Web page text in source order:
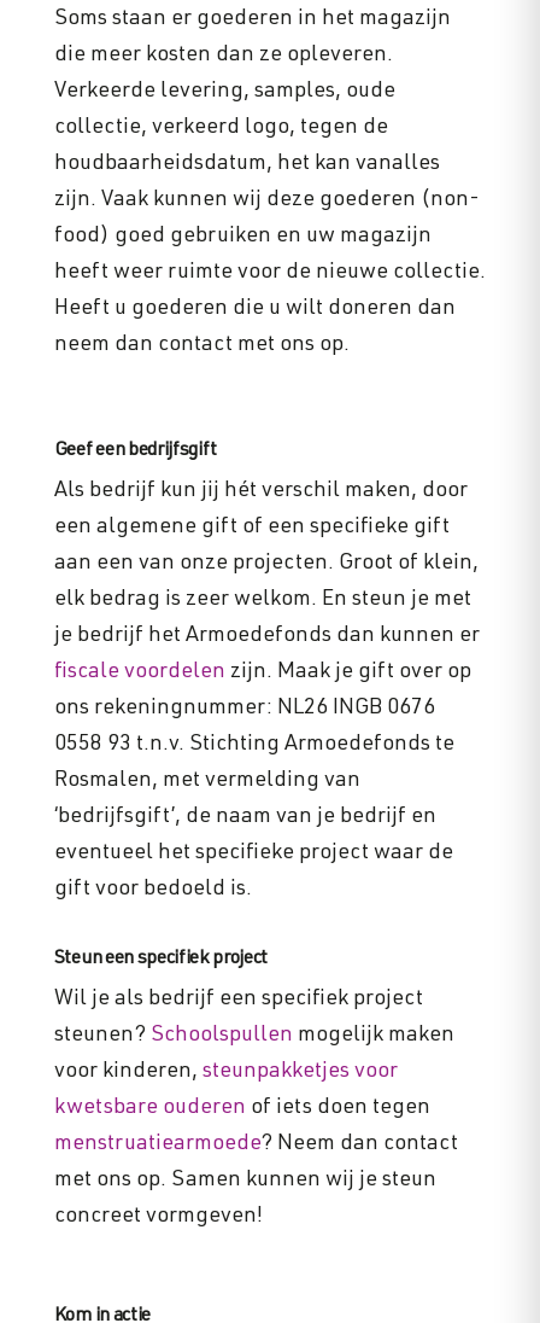
Soms staan er goederen in het magazijn
die meer kosten dan ze opleveren.
Verkeerde levering, samples, oude
collectie, verkeerd logo, tegen de
houdbaarheidsdatum, het kan vanalles
zijn. Vaak kunnen wij deze goederen (non-
food) goed gebruiken en uw magazijn
heeft weer ruimte voor de nieuwe collectie.
Heeft u goederen die u wilt doneren dan
neem dan contact met ons op.
Geef een bedrijfsgift
Als bedrijf kun jij hét verschil maken, door
een algemene gift of een specifieke gift
aan een van onze projecten. Groot of klein,
elk bedrag is zeer welkom. En steun je met
je bedrijf het Armoedefonds dan kunnen er
fiscale voordelen zijn. Maak je gift over op
ons rekeningnummer: NL26 INGB 0676
0558 93 t.n.v. Stichting Armoedefonds te
Rosmalen, met vermelding van
‘bedrijfsgift’, de naam van je bedrijf en
eventueel het specifieke project waar de
gift voor bedoeld is.
Steun een specifiek project
Wil je als bedrijf een specifiek project
steunen? Schoolspullen mogelijk maken
voor kinderen, steunpakketjes voor
kwetsbare ouderen of iets doen tegen
menstruatiearmoede? Neem dan contact
met ons op. Samen kunnen wij je steun
concreet vormgeven!
Kom in actie